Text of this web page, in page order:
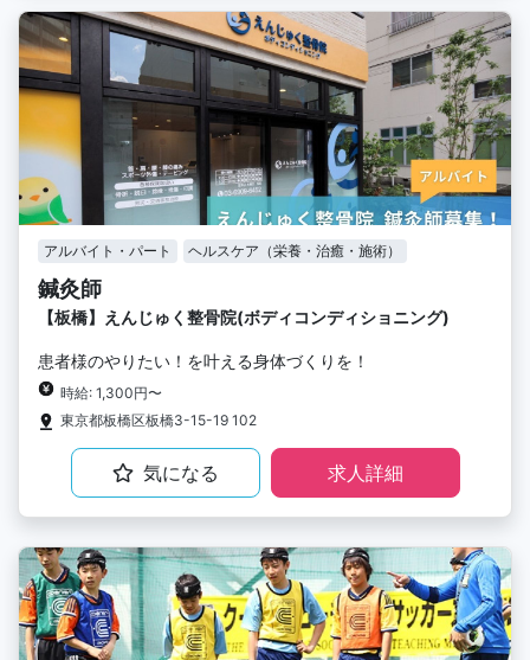
アルバイト・パート ヘルスケア（栄養・治癒・施術）
鍼灸師
【板橋】えんじゅく整骨院(ボディコンディショニング)
患者様のやりたい！を叶える身体づくりを！
時給: 1,300円〜
東京都板橋区板橋3-15-19 102
気になる 求人詳細